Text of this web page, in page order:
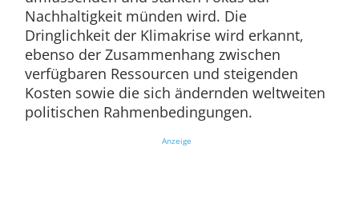
Nachhaltigkeit münden wird. Die
Dringlichkeit der Klimakrise wird erkannt,
ebenso der Zusammenhang zwischen
verfügbaren Ressourcen und steigenden
Kosten sowie die sich ändernden weltweiten
politischen Rahmenbedingungen.
Anzeige